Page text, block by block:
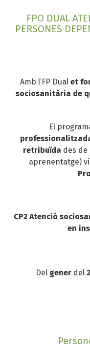
FPO DUAL
PERSONES
Amb l’FP Dual et
sociosanitària de
El
retribuïda des de
aprenentatge)
CP2 Atenció
en
Del generdel